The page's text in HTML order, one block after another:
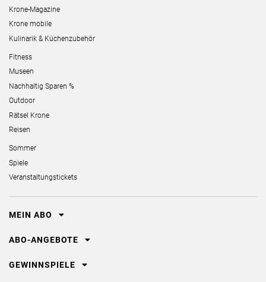
Krone-Magazine
Krone mobile
Kulinarik & Küchenzubehör
Fitness
Museen
Nachhaltig Sparen %
Outdoor
Rätsel Krone
Reisen
Sommer
Spiele
Veranstaltungstickets
MEIN ABO
ABO-ANGEBOTE
GEWINNSPIELE